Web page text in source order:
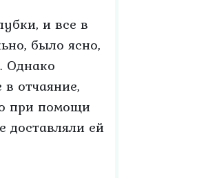
и все в
было ясно,
Однако
отчаяние,
при помощи
доставляли ей